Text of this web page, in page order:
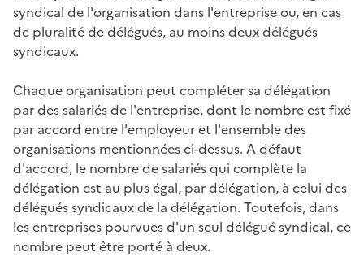
syndical de l'organisation dans l'entreprise ou, en cas
de pluralité de délégués, au moins deux délégués
syndicaux.
Chaque organisation peut compléter sa délégation
par des salariés de l'entreprise, dont le nombre est fixé
par accord entre l'employeur et l'ensemble des
organisations mentionnées ci-dessus. A défaut
d'accord, le nombre de salariés qui complète la
délégation est au plus égal, par délégation, à celui des
délégués syndicaux de la délégation. Toutefois, dans
les entreprises pourvues d'un seul délégué syndical, ce
nombre peut être porté à deux.